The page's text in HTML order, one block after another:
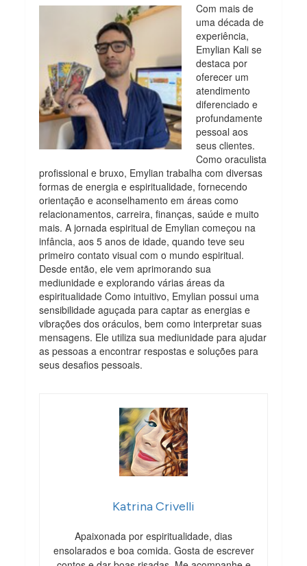
Com mais de
uma década de
experiência,
Emylian Kali se
destaca por
oferecer um
atendimento
diferenciado e
profundamente
pessoal aos
seus clientes.
Como oraculista
profissional e bruxo, Emylian trabalha com diversas
formas de energia e espiritualidade, fornecendo
orientação e aconselhamento em áreas como
relacionamentos, carreira, finanças, saúde e muito
mais. A jornada espiritual de Emylian começou na
infância, aos 5 anos de idade, quando teve seu
primeiro contato visual com o mundo espiritual.
Desde então, ele vem aprimorando sua
mediunidade e explorando várias áreas da
espiritualidade Como intuitivo, Emylian possui uma
sensibilidade aguçada para captar as energias e
vibrações dos oráculos, bem como interpretar suas
mensagens. Ele utiliza sua mediunidade para ajudar
as pessoas a encontrar respostas e soluções para
seus desafios pessoais.
Katrina Crivelli
Apaixonada por espiritualidade, dias
ensolarados e boa comida. Gosta de escrever